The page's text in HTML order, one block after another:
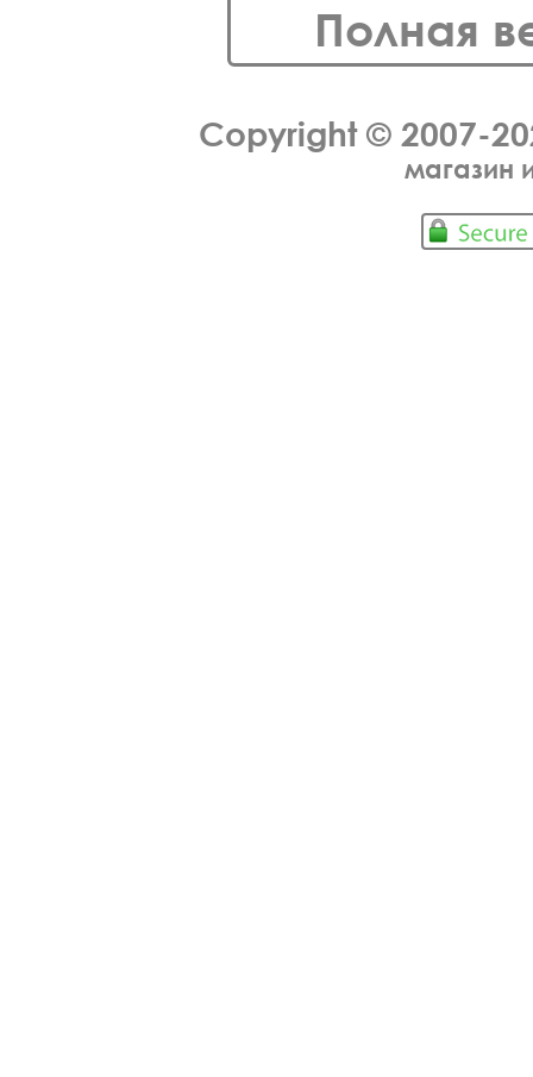
Полная
Copyright © 2007-
магазин